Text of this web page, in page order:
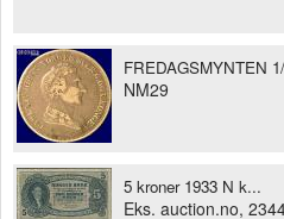
FREDAGSMYNTEN
NM29
5 kroner 1933 N k...
Eks. auction.no,